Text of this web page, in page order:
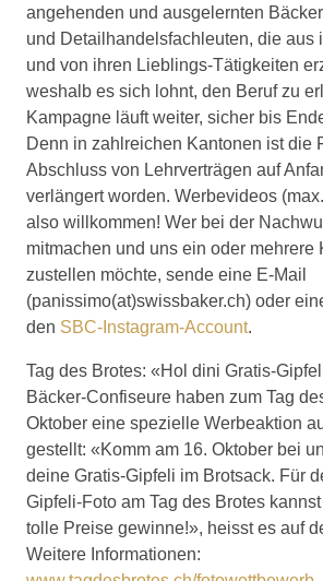
angehenden und ausgelernten
und Detailhandelsfachleuten, die aus
und von ihren Lieblings-Tätigkeiten
weshalb es sich lohnt, den Beruf zu
Kampagne läuft weiter, sicher bis
Denn in zahlreichen Kantonen ist die
Abschluss von Lehrverträgen auf
verlängert worden. Werbevideos
also willkommen! Wer bei der
mitmachen und uns ein oder mehrere
zustellen möchte, sende eine E-Mail
(panissimo(at)swissbaker.ch) oder
den SBC-Instagram-Account.
Tag des Brotes: «Hol dini Gratis-
Bäcker-Confiseure haben zum Tag
Oktober eine spezielle Werbeaktion
gestellt: «Komm am 16. Oktober bei
deine Gratis-Gipfeli im Brotsack. Für
Gipfeli-Foto am Tag des Brotes
tolle Preise gewinne!», heisst es auf
Weitere Informationen: